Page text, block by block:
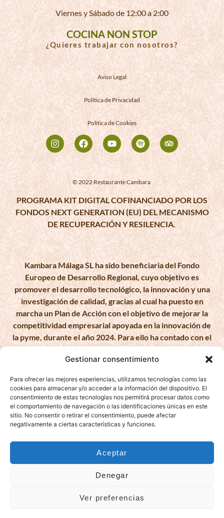
Gestionar consentimiento
Para ofrecer las mejores experiencias, utilizamos tecnologías como las
cookies para almacenar y/o acceder a la información del dispositivo. El
consentimiento de estas tecnologías nos permitirá procesar datos como
el comportamiento de navegación o las identificaciones únicas en este
sitio. No consentir o retirar el consentimiento, puede afectar
negativamente a ciertas características y funciones.
Aceptar
Denegar
Ver preferencias
Viernes y Sábado de 12:00 a 2:00
COCINA NON STOP
¿Quieres trabajar con nosotros?
Aviso Legal
Política de Privacidad
Política de Cookies
© 2022 Restaurante Cambara
PROGRAMA KIT DIGITAL COFINANCIADO POR LOS
FONDOS NEXT GENERATION (EU) DEL MECANISMO
DE RECUPERACIÓN Y RESILENCIA. ​
Kambara Málaga SL ha sido beneficiaria del Fondo
Europeo de Desarrollo Regional, cuyo objetivo es
promover el desarrollo tecnológico, la innovación y una
investigación de calidad, gracias al cual ha puesto en
marcha un Plan de Acción con el objetivo de mejorar la
competitividad empresarial apoyada en la innovación de
la pyme, durante el año 2024. Para ello ha contado con el
apoyo del Programa Pyme Innova de la Cámara de
Comercio de Málaga. #EuropaSeSiente
KAMBARA MALAGA, S.L. ha sido beneficiaria de Fondos
Europeos, cuyo objetivo es la mejora de la competitividad
Plan de Acción con el objetivo de impulsar el uso seguro y
durante el año 2025. Para ello ha contado con el apoyo del
de Málaga. #EuropaSeSiente